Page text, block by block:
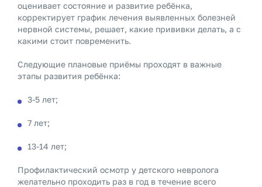
оценивает состояние и развитие ребёнка,
корректирует график лечения выявленных болезней
нервной системы, решает, какие прививки делать, а с
какими стоит повременить.
Следующие плановые приёмы проходят в важные
этапы развития ребёнка:
3-5 лет;
7 лет;
13-14 лет;
Профилактический осмотр у детского невролога
желательно проходить раз в год в течение всего